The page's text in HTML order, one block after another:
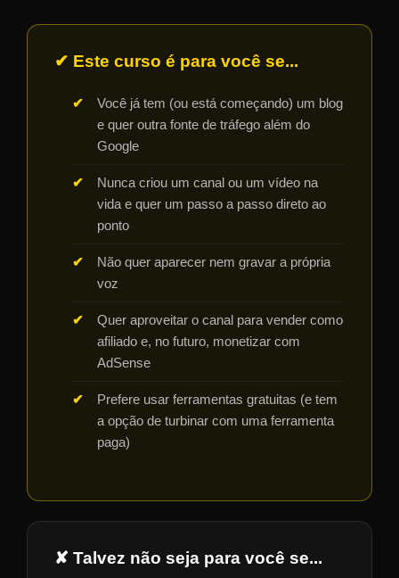
✔ Este curso é para você se...
Você já tem (ou está começando) um blog
e quer outra fonte de tráfego além do
Google
Nunca criou um canal ou um vídeo na
vida e quer um passo a passo direto ao
ponto
Não quer aparecer nem gravar a própria
voz
Quer aproveitar o canal para vender como
afiliado e, no futuro, monetizar com
AdSense
Prefere usar ferramentas gratuitas (e tem
a opção de turbinar com uma ferramenta
paga)
✘ Talvez não seja para você se...